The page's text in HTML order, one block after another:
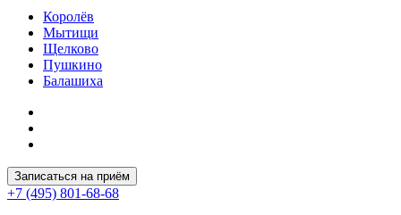
Королёв
Мытищи
Щелково
Пушкино
Балашиха
Записаться на приём
+7 (495) 801-68-68